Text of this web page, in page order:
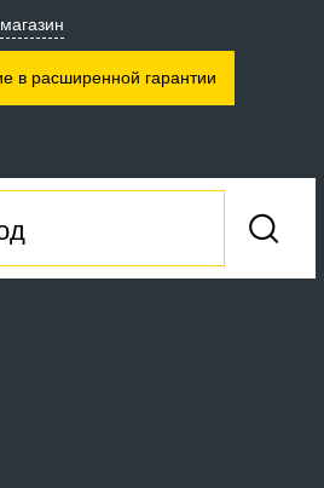
в расширенной гарантии